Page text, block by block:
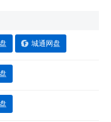
城通网盘